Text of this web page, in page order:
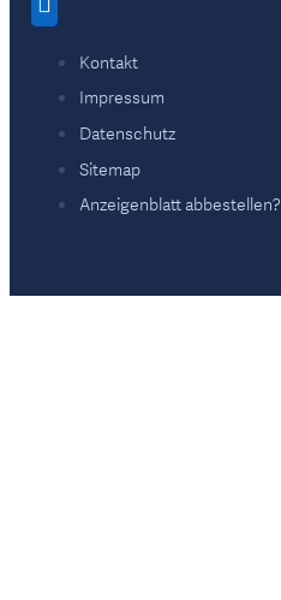
Kontakt
Impressum
Datenschutz
Sitemap
Anzeigenblatt abbestellen?